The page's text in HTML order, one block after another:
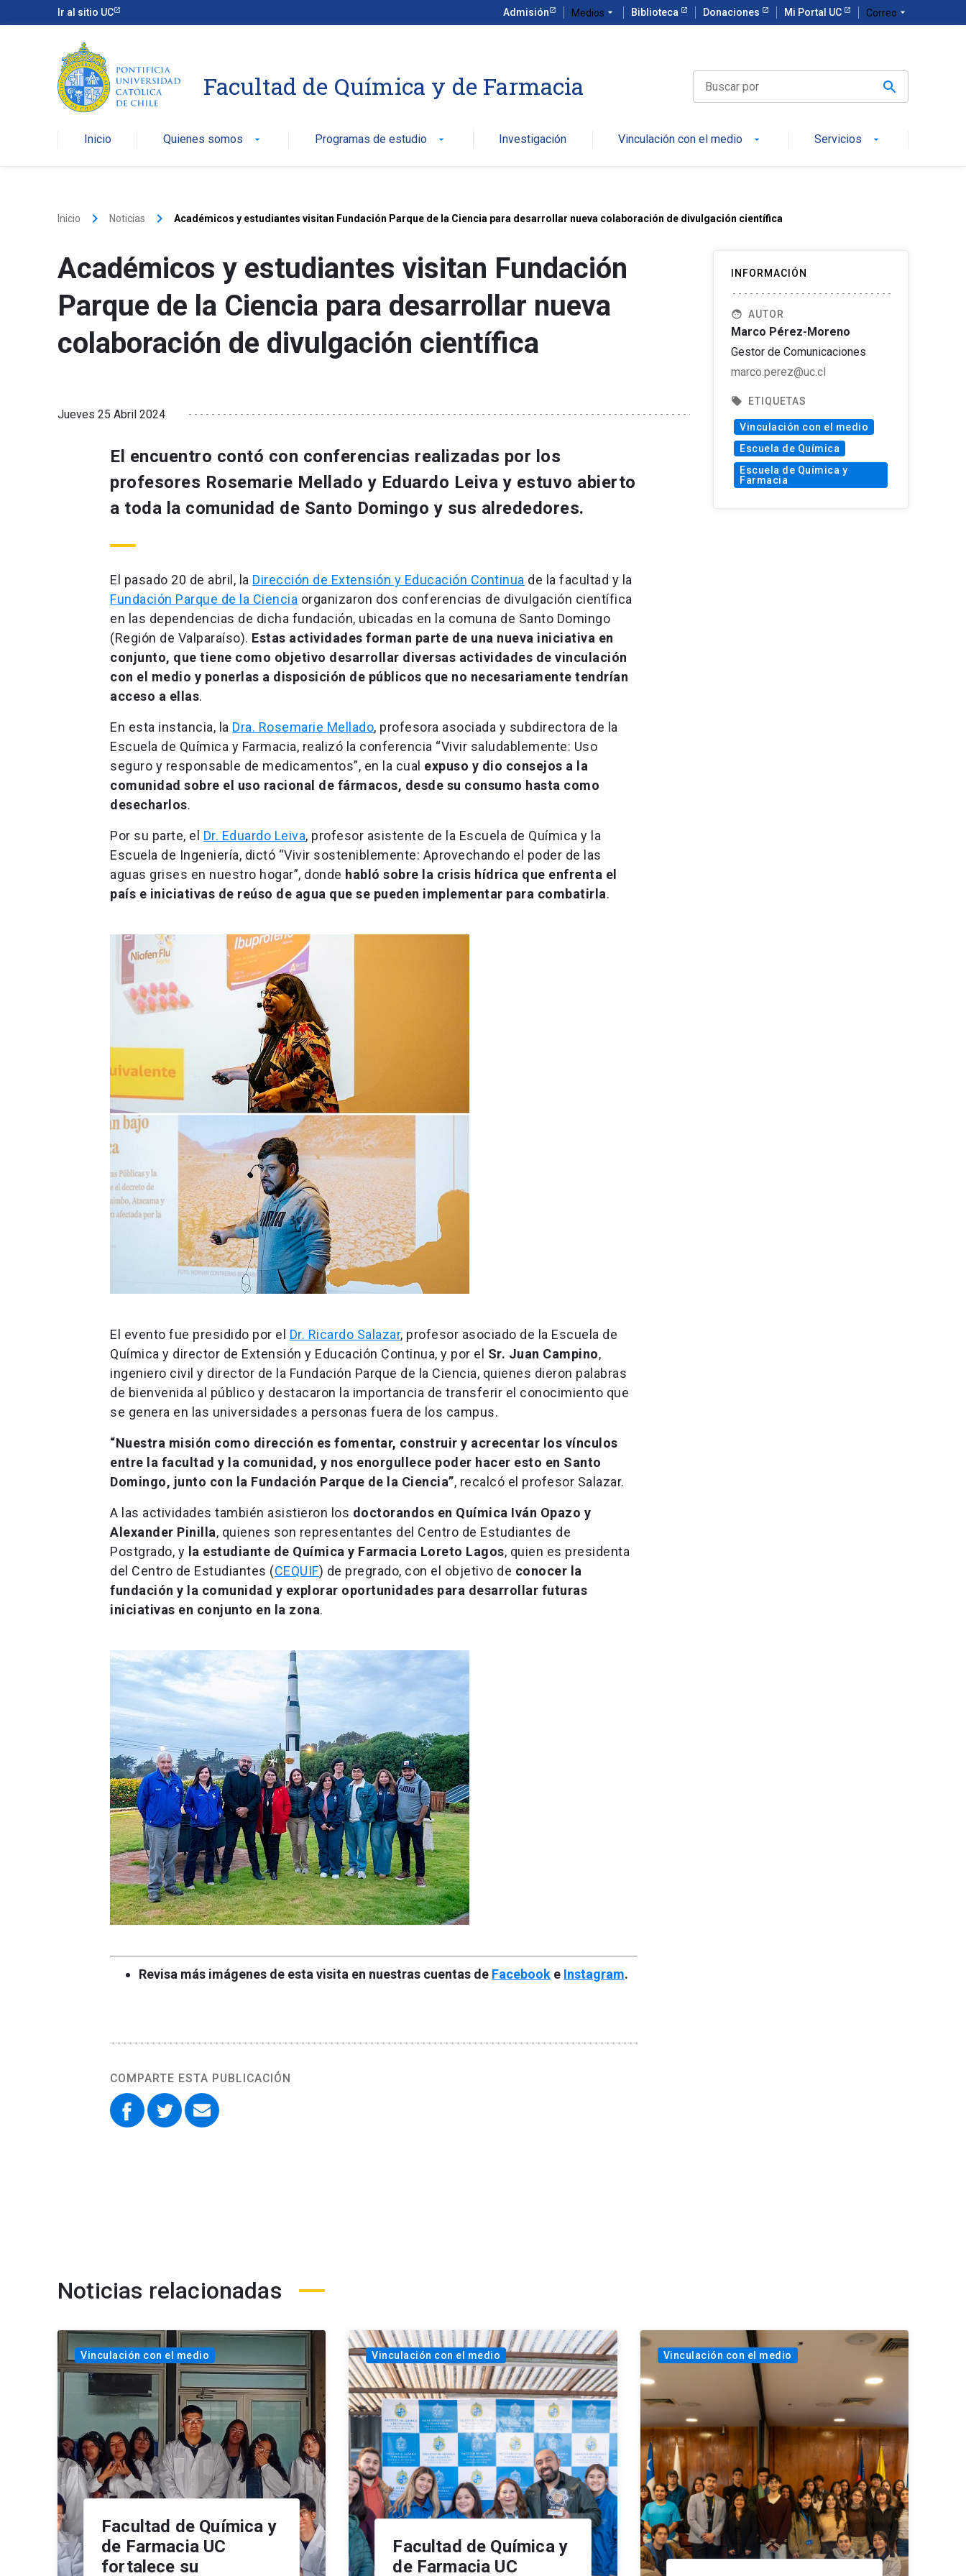
Ir al sitio UC Admisión Medios arrow_drop_down Biblioteca Donaciones Mi Portal UC Correo arrow_drop_down
Facultad de Química y de Farmacia
Inicio Quienes somos arrow_drop_down Programas de estudio arrow_drop_down Investigación Vinculación con el medio arrow_drop_down Servicios arrow_drop_down
Inicio keyboard_arrow_right Noticias keyboard_arrow_right Académicos y estudiantes visitan Fundación Parque de la Ciencia para desarrollar nueva colaboración de divulgación científica
Académicos y estudiantes visitan Fundación
Parque de la Ciencia para desarrollar nueva
colaboración de divulgación científica
Jueves 25 Abril 2024
El encuentro contó con conferencias realizadas por los
profesores Rosemarie Mellado y Eduardo Leiva y estuvo abierto
a toda la comunidad de Santo Domingo y sus alrededores.
El pasado 20 de abril, la Dirección de Extensión y Educación Continua de la facultad y la
Fundación Parque de la Ciencia organizaron dos conferencias de divulgación científica
en las dependencias de dicha fundación, ubicadas en la comuna de Santo Domingo
(Región de Valparaíso). Estas actividades forman parte de una nueva iniciativa en
conjunto, que tiene como objetivo desarrollar diversas actividades de vinculación
con el medio y ponerlas a disposición de públicos que no necesariamente tendrían
acceso a ellas.
En esta instancia, la Dra. Rosemarie Mellado, profesora asociada y subdirectora de la
Escuela de Química y Farmacia, realizó la conferencia “Vivir saludablemente: Uso
seguro y responsable de medicamentos”, en la cual expuso y dio consejos a la
comunidad sobre el uso racional de fármacos, desde su consumo hasta como
desecharlos.
Por su parte, el Dr. Eduardo Leiva, profesor asistente de la Escuela de Química y la
Escuela de Ingeniería, dictó “Vivir sosteniblemente: Aprovechando el poder de las
aguas grises en nuestro hogar”, donde habló sobre la crisis hídrica que enfrenta el
país e iniciativas de reúso de agua que se pueden implementar para combatirla.
El evento fue presidido por el Dr. Ricardo Salazar, profesor asociado de la Escuela de
Química y director de Extensión y Educación Continua, y por el Sr. Juan Campino,
ingeniero civil y director de la Fundación Parque de la Ciencia, quienes dieron palabras
de bienvenida al público y destacaron la importancia de transferir el conocimiento que
se genera en las universidades a personas fuera de los campus.
“Nuestra misión como dirección es fomentar, construir y acrecentar los vínculos
entre la facultad y la comunidad, y nos enorgullece poder hacer esto en Santo
Domingo, junto con la Fundación Parque de la Ciencia”, recalcó el profesor Salazar.
A las actividades también asistieron los doctorandos en Química Iván Opazo y
Alexander Pinilla, quienes son representantes del Centro de Estudiantes de
Postgrado, y la estudiante de Química y Farmacia Loreto Lagos, quien es presidenta
del Centro de Estudiantes (CEQUIF) de pregrado, con el objetivo de conocer la
fundación y la comunidad y explorar oportunidades para desarrollar futuras
iniciativas en conjunto en la zona.
Revisa más imágenes de esta visita en nuestras cuentas de Facebook e Instagram.
COMPARTE ESTA PUBLICACIÓN
INFORMACIÓN
face AUTOR
Marco Pérez-Moreno
Gestor de Comunicaciones
marco.perez@uc.cl
local_offer ETIQUETAS
Vinculación con el medio
Escuela de Química
Escuela de Química y
Farmacia
Noticias relacionadas
Vinculación con el medio
Facultad de Química y
de Farmacia UC
fortalece su
Vinculación con el medio
Facultad de Química y
de Farmacia UC
Vinculación con el medio